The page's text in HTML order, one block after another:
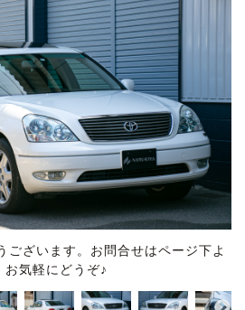
ございます。お問合せはページ下よ
お気軽にどうぞ♪